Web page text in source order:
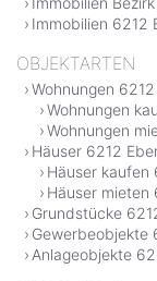
Immobilien 6212
OBJEKTARTEN
Wohnungen
Wohnungen
Wohnungen
Häuser 6212
Häuser kaufen
Häuser mieten
Grundstücke
Gewerbeobjekte
Anlageobjekte